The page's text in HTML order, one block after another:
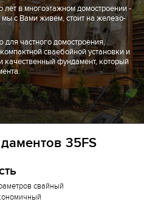
лет в многоэтажном домостроении -
с Вами живем, стоит на железо-
для частного домостроения,
сваебойной установки и
фундамент, который
35FS
свайный